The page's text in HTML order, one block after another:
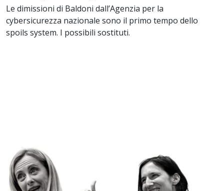
Le dimissioni di Baldoni dall’Agenzia per la
cybersicurezza nazionale sono il primo tempo dello
spoils system. I possibili sostituti.